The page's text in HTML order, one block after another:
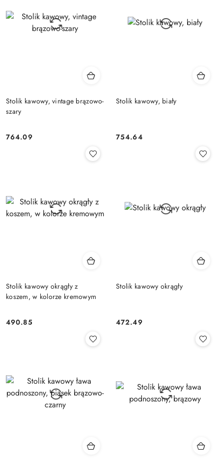
Stolik kawowy, vintage brązowo-
szary
Cena:
764.09
Stolik kawowy, biały
Cena:
754.64
Stolik kawowy okrągły z
koszem, w kolorze kremowym
Cena:
490.85
Stolik kawowy okrągły
Cena:
472.49